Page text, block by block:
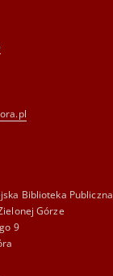
Biblioteka Publiczna
Górze
9